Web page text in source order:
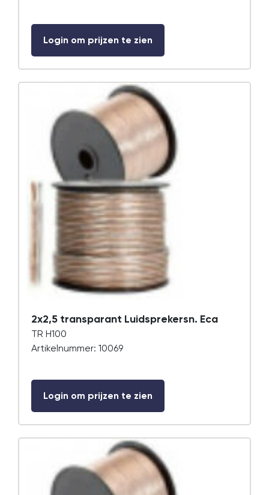
Login om prijzen te zien
2x2,5 transparant Luidsprekersn. Eca
TR H100
Artikelnummer: 10069
Login om prijzen te zien